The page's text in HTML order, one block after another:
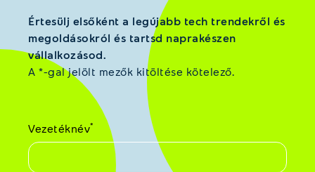
Értesülj elsőként a legújabb tech trendekről és
megoldásokról és tartsd naprakészen
vállalkozásod.
A *-gal jelölt mezők kitöltése kötelező.
Vezetéknév*